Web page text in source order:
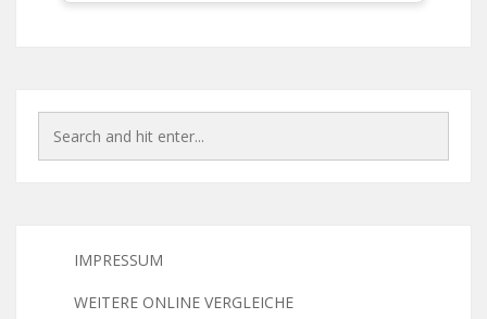
IMPRESSUM
WEITERE ONLINE VERGLEICHE